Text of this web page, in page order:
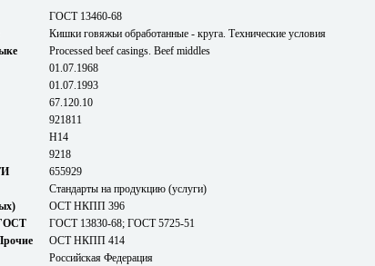
ГОСТ 13460-68
Кишки говяжьи обработанные - круга. Технические условия
Processed beef casings. Beef middles
01.07.1968
01.07.1993
67.120.10
921811
Н14
9218
655929
Стандарты на продукцию (услуги)
ОСТ НКПП 396
ГОСТ 13830-68; ГОСТ 5725-51
ОСТ НКПП 414
Российская Федерация